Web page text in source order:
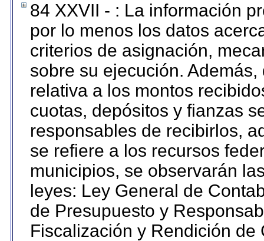
84 XXVII - : La información
por lo menos los datos
criterios de asignación,
sobre su ejecución.
relativa a los montos
cuotas, depósitos y fianzas
responsables de recibirlos,
se refiere a los recursos
municipios, se observarán
leyes: Ley General de
de Presupuesto y
Fiscalización y Rendición